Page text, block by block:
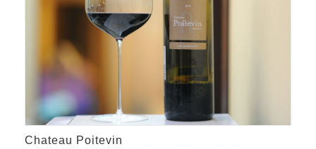
Chateau Poitevin